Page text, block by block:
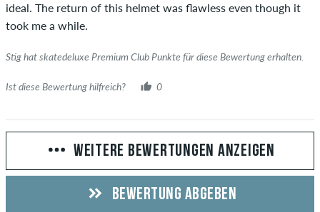
ideal. The return of this helmet was flawless even though it
took me a while.
Stig hat skatedeluxe Premium Club Punkte für diese Bewertung erhalten.
Ist diese Bewertung hilfreich? 0
WEITERE BEWERTUNGEN ANZEIGEN
BEWERTUNG ABGEBEN